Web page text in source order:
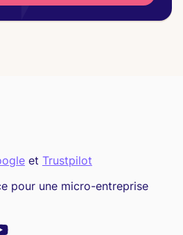
et Trustpilot
pour une micro-entreprise